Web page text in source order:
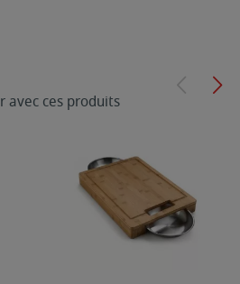
avec ces produits